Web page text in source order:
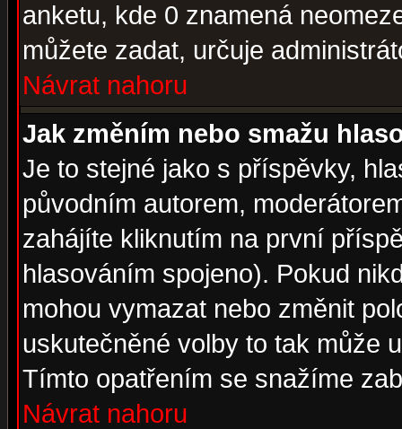
anketu, kde 0 znamená
můžete zadat, určuje
Návrat nahoru
Jak změním nebo smažu
Je to stejné jako s příspěvky,
původním autorem,
zahájíte kliknutím na první
hlasováním spojeno). Pokud
mohou vymazat nebo změnit
uskutečněné volby to tak může
Tímto opatřením se snažíme
Návrat nahoru